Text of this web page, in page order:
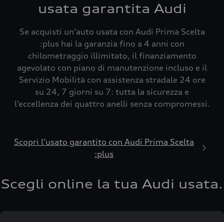
usata garantita Audi
Se acquisti un’auto usata con Audi Prima Scelta
:plus hai la garanzia fino a 4 anni con
chilometraggio illimitato, il finanziamento
agevolato con piano di manutenzione incluso e il
Servizio Mobilità con assistenza stradale 24 ore
su 24, 7 giorni su 7: tutta la sicurezza e
l’eccellenza dei quattro anelli senza compromessi.
Scopri l’usato garantito con Audi Prima Scelta
:plus
Scegli online la tua Audi usata.